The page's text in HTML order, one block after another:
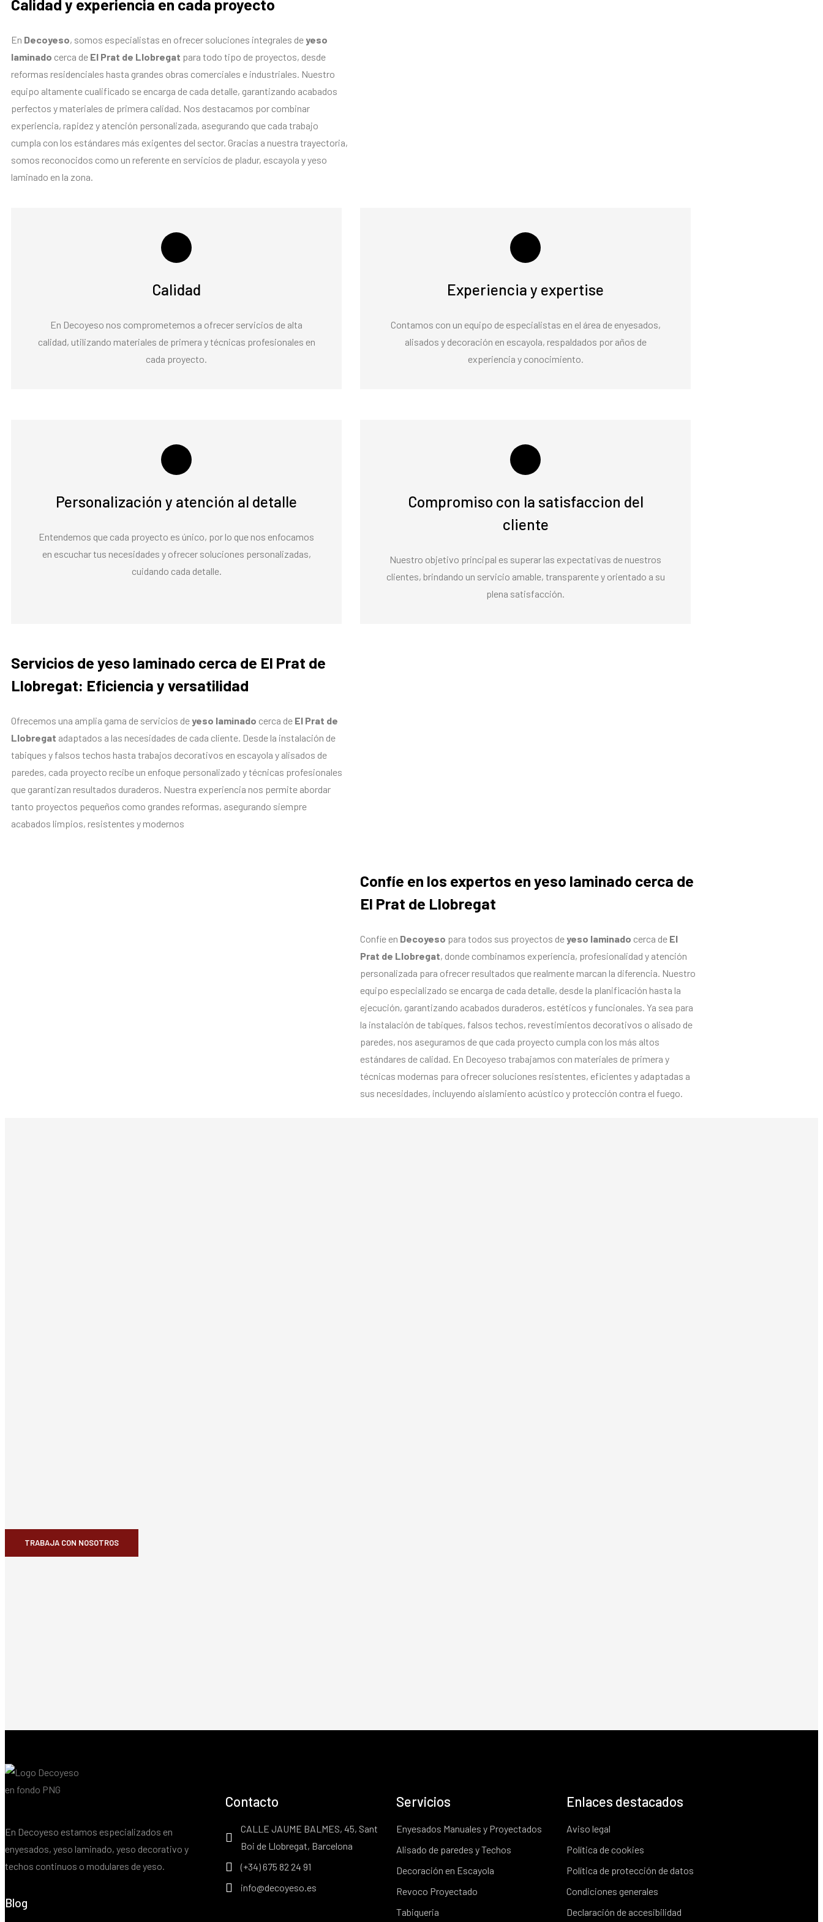
Calidad y experiencia en cada proyecto
En Decoyeso, somos especialistas en ofrecer soluciones integrales deyeso
laminado cerca de El Prat de Llobregat para todo tipo de proyectos, desde
reformas residenciales hasta grandes obras comerciales e industriales. Nuestro
equipo altamente cualificado se encarga de cada detalle, garantizando acabados
perfectos y materiales de primera calidad. Nos destacamos por combinar
experiencia, rapidez y atención personalizada, asegurando que cada trabajo
cumpla con los estándares más exigentes del sector. Gracias a nuestra trayectoria,
somos reconocidos como un referente en servicios de pladur, escayola y yeso
laminado en la zona.
Calidad
En Decoyeso nos comprometemos a ofrecer servicios de alta
calidad, utilizando materiales de primera y técnicas profesionales en
cada proyecto.
Experiencia y expertise
Contamos con un equipo de especialistas en el área de enyesados,
alisados y decoración en escayola, respaldados por años de
experiencia y conocimiento.
Personalización y atención al detalle
Entendemos que cada proyecto es único, por lo que nos enfocamos
en escuchar tus necesidades y ofrecer soluciones personalizadas,
cuidando cada detalle.
Compromiso con la satisfaccion del
cliente
Nuestro objetivo principal es superar las expectativas de nuestros
clientes, brindando un servicio amable, transparente y orientado a su
plena satisfacción.
Servicios de yeso laminado cerca de El Prat de
Llobregat: Eficiencia y versatilidad
Ofrecemos una amplia gama de servicios deyeso laminado cerca de El Prat de
Llobregat adaptados a las necesidades de cada cliente. Desde la instalación de
tabiques y falsos techos hasta trabajos decorativos en escayola y alisados de
paredes, cada proyecto recibe un enfoque personalizado y técnicas profesionales
que garantizan resultados duraderos. Nuestra experiencia nos permite abordar
tanto proyectos pequeños como grandes reformas, asegurando siempre
acabados limpios, resistentes y modernos
Confíe en los expertos en yeso laminado cerca de
El Prat de Llobregat
Confíe en Decoyeso para todos sus proyectos deyeso laminado cerca de El
Prat de Llobregat, donde combinamos experiencia, profesionalidad y atención
personalizada para ofrecer resultados que realmente marcan la diferencia. Nuestro
equipo especializado se encarga de cada detalle, desde la planificación hasta la
ejecución, garantizando acabados duraderos, estéticos y funcionales. Ya sea para
la instalación de tabiques, falsos techos, revestimientos decorativos o alisado de
paredes, nos aseguramos de que cada proyecto cumpla con los más altos
estándares de calidad. En Decoyeso trabajamos con materiales de primera y
técnicas modernas para ofrecer soluciones resistentes, eficientes y adaptadas a
sus necesidades, incluyendo aislamiento acústico y protección contra el fuego.
TRABAJA CON NOSOTROS
En Decoyeso estamos especializados en
enyesados, yeso laminado, yeso decorativo y
techos continuos o modulares de yeso.
Blog
Contacto
CALLE JAUME BALMES, 45, Sant
Boi de Llobregat, Barcelona
(+34) 675 82 24 91
info@decoyeso.es
Servicios
Enyesados Manuales y Proyectados
Alisado de paredes y Techos
Decoración en Escayola
Revoco Proyectado
Tabiqueria
Enlaces destacados
Aviso legal
Política de cookies
Política de protección de datos
Condiciones generales
Declaración de accesibilidad